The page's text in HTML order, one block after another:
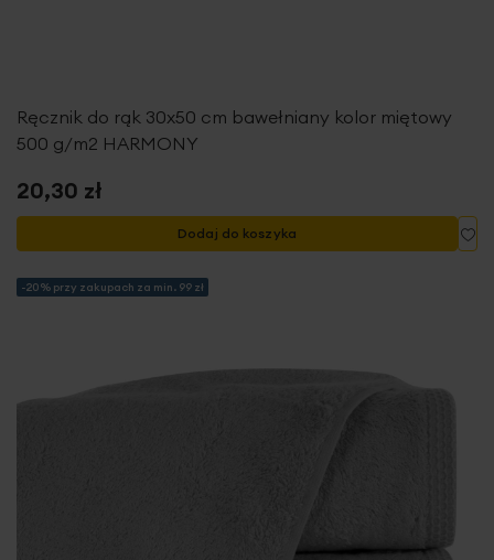
Ręcznik do rąk 30x50 cm bawełniany kolor miętowy
500 g/m2 HARMONY
20,30 zł
Dodaj do koszyka
-20% przy zakupach za min. 99 zł